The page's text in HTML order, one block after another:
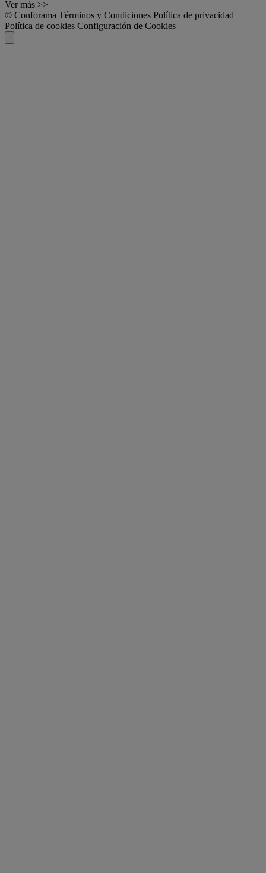
Ver más >>
© Conforama Términos y Condiciones Política de privacidad
Política de cookies Configuración de Cookies